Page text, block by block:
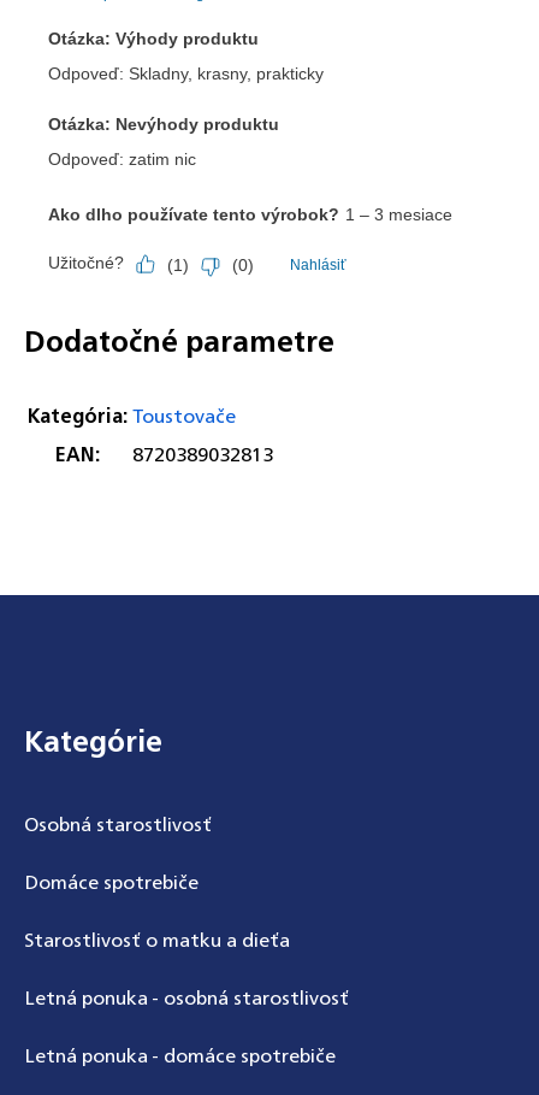
Dodatočné parametre
Kategória:Toustovače
EAN: 8720389032813
Zápätie
Kategórie
Osobná starostlivosť
Domáce spotrebiče
Starostlivosť o matku a dieťa
Letná ponuka - osobná starostlivosť
Letná ponuka - domáce spotrebiče
Odoslať